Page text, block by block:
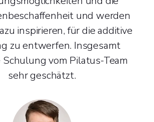
und werden
inspirieren, für die additive
zu entwerfen. Insgesamt
vom Pilatus-Team
sehr geschätzt.